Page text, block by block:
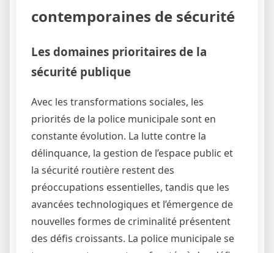
contemporaines de sécurité
Les domaines prioritaires de la
sécurité publique
Avec les transformations sociales, les
priorités de la police municipale sont en
constante évolution. La lutte contre la
délinquance, la gestion de l’espace public et
la sécurité routière restent des
préoccupations essentielles, tandis que les
avancées technologiques et l’émergence de
nouvelles formes de criminalité présentent
des défis croissants. La police municipale se